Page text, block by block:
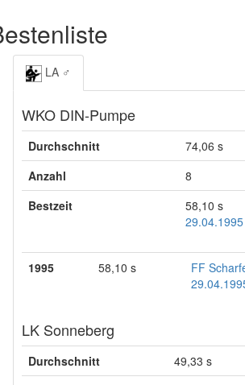
LA ♂
WKO DIN-Pumpe
Durchschnitt
74,06 s
Anzahl
8
Bestzeit
58,10 s
1995 58,10 s
FF
LK Sonneberg
Durchschnitt
49,33 s